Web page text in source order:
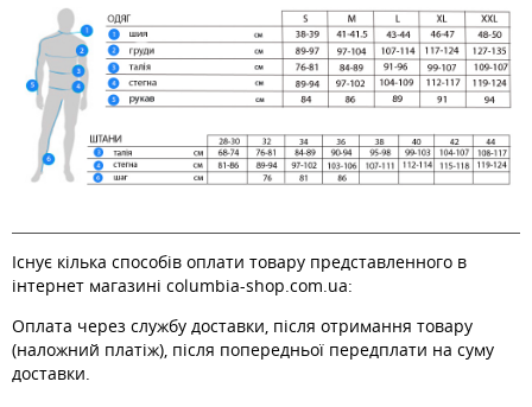
Існує кілька способів оплати товару представленного в
інтернет магазині columbia-shop.com.ua:
Оплата через службу доставки, після отримання товару
(наложний платіж), після попередньої передплати на суму
доставки.